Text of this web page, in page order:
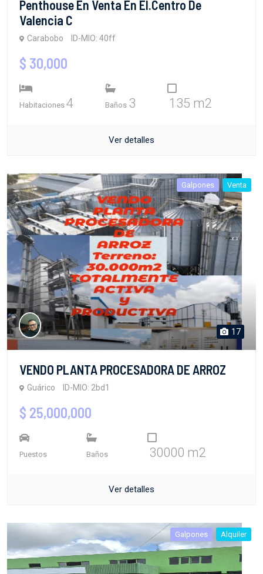
Penthouse En Venta En El.centro De
Valencia C
Carabobo ID-MIO: 40ff
$ 30,000
Habitaciones 4 Baños 3 135 m2
Ver detalles
Galpones Venta
17
VENDO PLANTA PROCESADORA DE ARROZ
Guárico ID-MIO: 2bd1
$ 25,000,000
Puestos Baños 30000 m2
Ver detalles
Galpones Alquiler